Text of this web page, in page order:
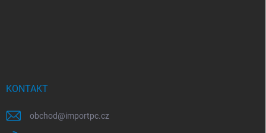
KONTAKT
obchod@importpc.cz